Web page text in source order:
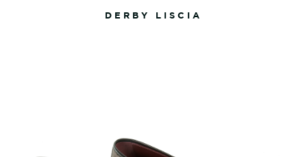
DERBY LISCIA